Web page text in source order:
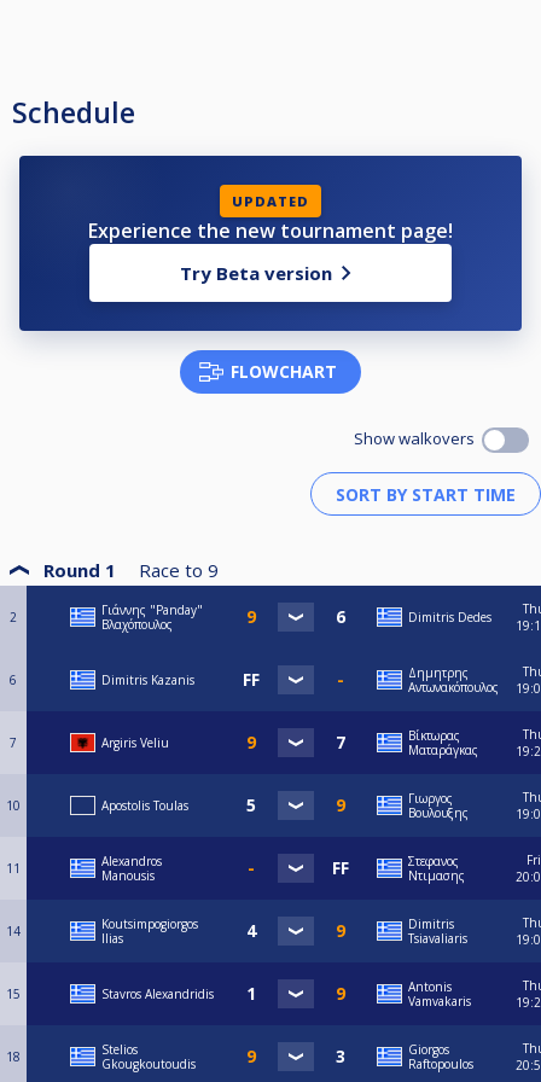
Schedule
UPDATED
Experience the new tournament page!
Try Beta version
FLOWCHART
Show walkovers
Round 1 Race to 9
2
Γιάννης "Panday"
Βλαχόπουλος
Dimitris Dedes
6 Dimitris Kazanis
Δημητρης
Αντωνακόπουλος
7 Argiris Veliu
Βίκτωρας
Ματαράγκας
10 Apostolis Toulas
Γιωργος
Βουλουξης
11
Alexandros
Manousis
Στεφανος
Ντιμασης
Fri
14
Koutsimpogiorgos
Ilias
Dimitris
Tsiavaliaris
15 Stavros Alexandridis
Antonis
Vamvakaris
18
Stelios
Gkougkoutoudis
Giorgos
Raftopoulos